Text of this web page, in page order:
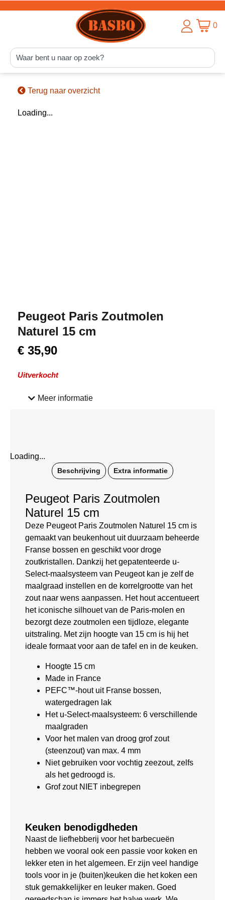
0
Terug naar overzicht
Loading...
Peugeot Paris Zoutmolen
Naturel 15 cm
€ 35,90
Uitverkocht
Meer informatie
Loading...
Beschrijving Extra informatie
Peugeot Paris Zoutmolen
Naturel 15 cm
Deze Peugeot Paris Zoutmolen Naturel 15 cm is
gemaakt van beukenhout uit duurzaam beheerde
Franse bossen en geschikt voor droge
zoutkristallen. Dankzij het gepatenteerde u-
Select-maalsysteem van Peugeot kan je zelf de
maalgraad instellen en de korrelgrootte van het
zout naar wens aanpassen. Het hout accentueert
het iconische silhouet van de Paris-molen en
bezorgt deze zoutmolen een tijdloze, elegante
uitstraling. Met zijn hoogte van 15 cm is hij het
ideale formaat voor aan de tafel en in de keuken.
Hoogte 15 cm
Made in France
PEFC™-hout uit Franse bossen,
watergedragen lak
Het u-Select-maalsysteem: 6 verschillende
maalgraden
Voor het malen van droog grof zout
(steenzout) van max. 4 mm
Niet gebruiken voor vochtig zeezout, zelfs
als het gedroogd is.
Grof zout NIET inbegrepen
Keuken benodigdheden
Naast de liefhebberij voor het barbecueën
hebben we vooral ook een passie voor koken en
lekker eten in het algemeen. Er zijn veel handige
tools voor in je (buiten)keuken die het koken een
stuk gemakkelijker en leuker maken. Goed